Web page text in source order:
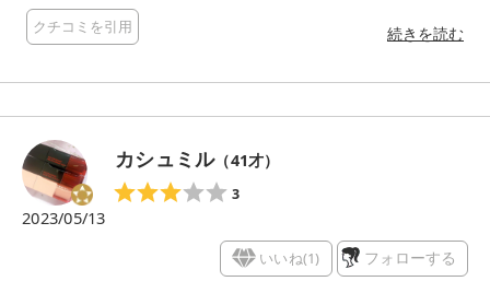
したら、結構色が残っていました。 飲食で落ちますが、色持ち
は良い印象です。 色は暗すぎないブラウンで、オレンジ寄りな
クチコミを引用 続きを読む
カシュミル（41才）
3
2023/05/13
いいね(1) フォローする